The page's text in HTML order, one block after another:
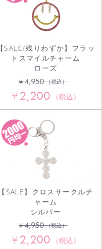
【SALE/残りわずか】フラッ
トスマイルチャーム
ローズ
¥4,950 （税込）
¥2,200 （税込）
【SALE】クロスサークルチ
ャーム
シルバー
¥4,950 （税込）
¥2,200 （税込）